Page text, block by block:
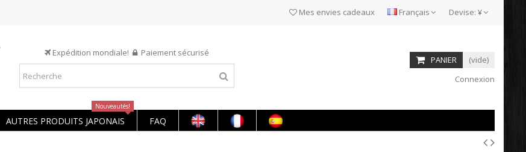
Devise: ¥
Français
Mes envies cadeaux
Expédition mondiale! Paiement sécurisé
PANIER
(vide)
Connexion
AUTRES PRODUITS JAPONAIS
Nouveautés!
FAQ